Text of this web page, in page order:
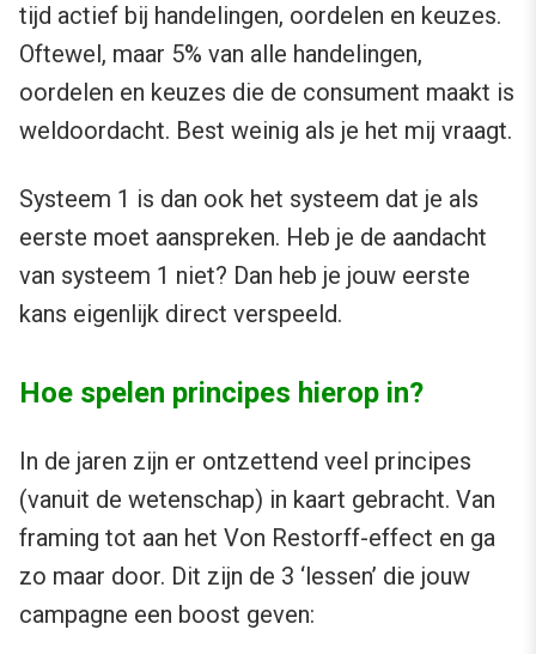
tijd actief bij handelingen, oordelen en keuzes.
Oftewel, maar 5% van alle handelingen,
oordelen en keuzes die de consument maakt is
weldoordacht. Best weinig als je het mij vraagt.
Systeem 1 is dan ook het systeem dat je als
eerste moet aanspreken. Heb je de aandacht
van systeem 1 niet? Dan heb je jouw eerste
kans eigenlijk direct verspeeld.
Hoe spelen principes hierop in?
In de jaren zijn er ontzettend veel principes
(vanuit de wetenschap) in kaart gebracht. Van
framing tot aan het Von Restorff-effect en ga
zo maar door. Dit zijn de 3 ‘lessen’ die jouw
campagne een boost geven: